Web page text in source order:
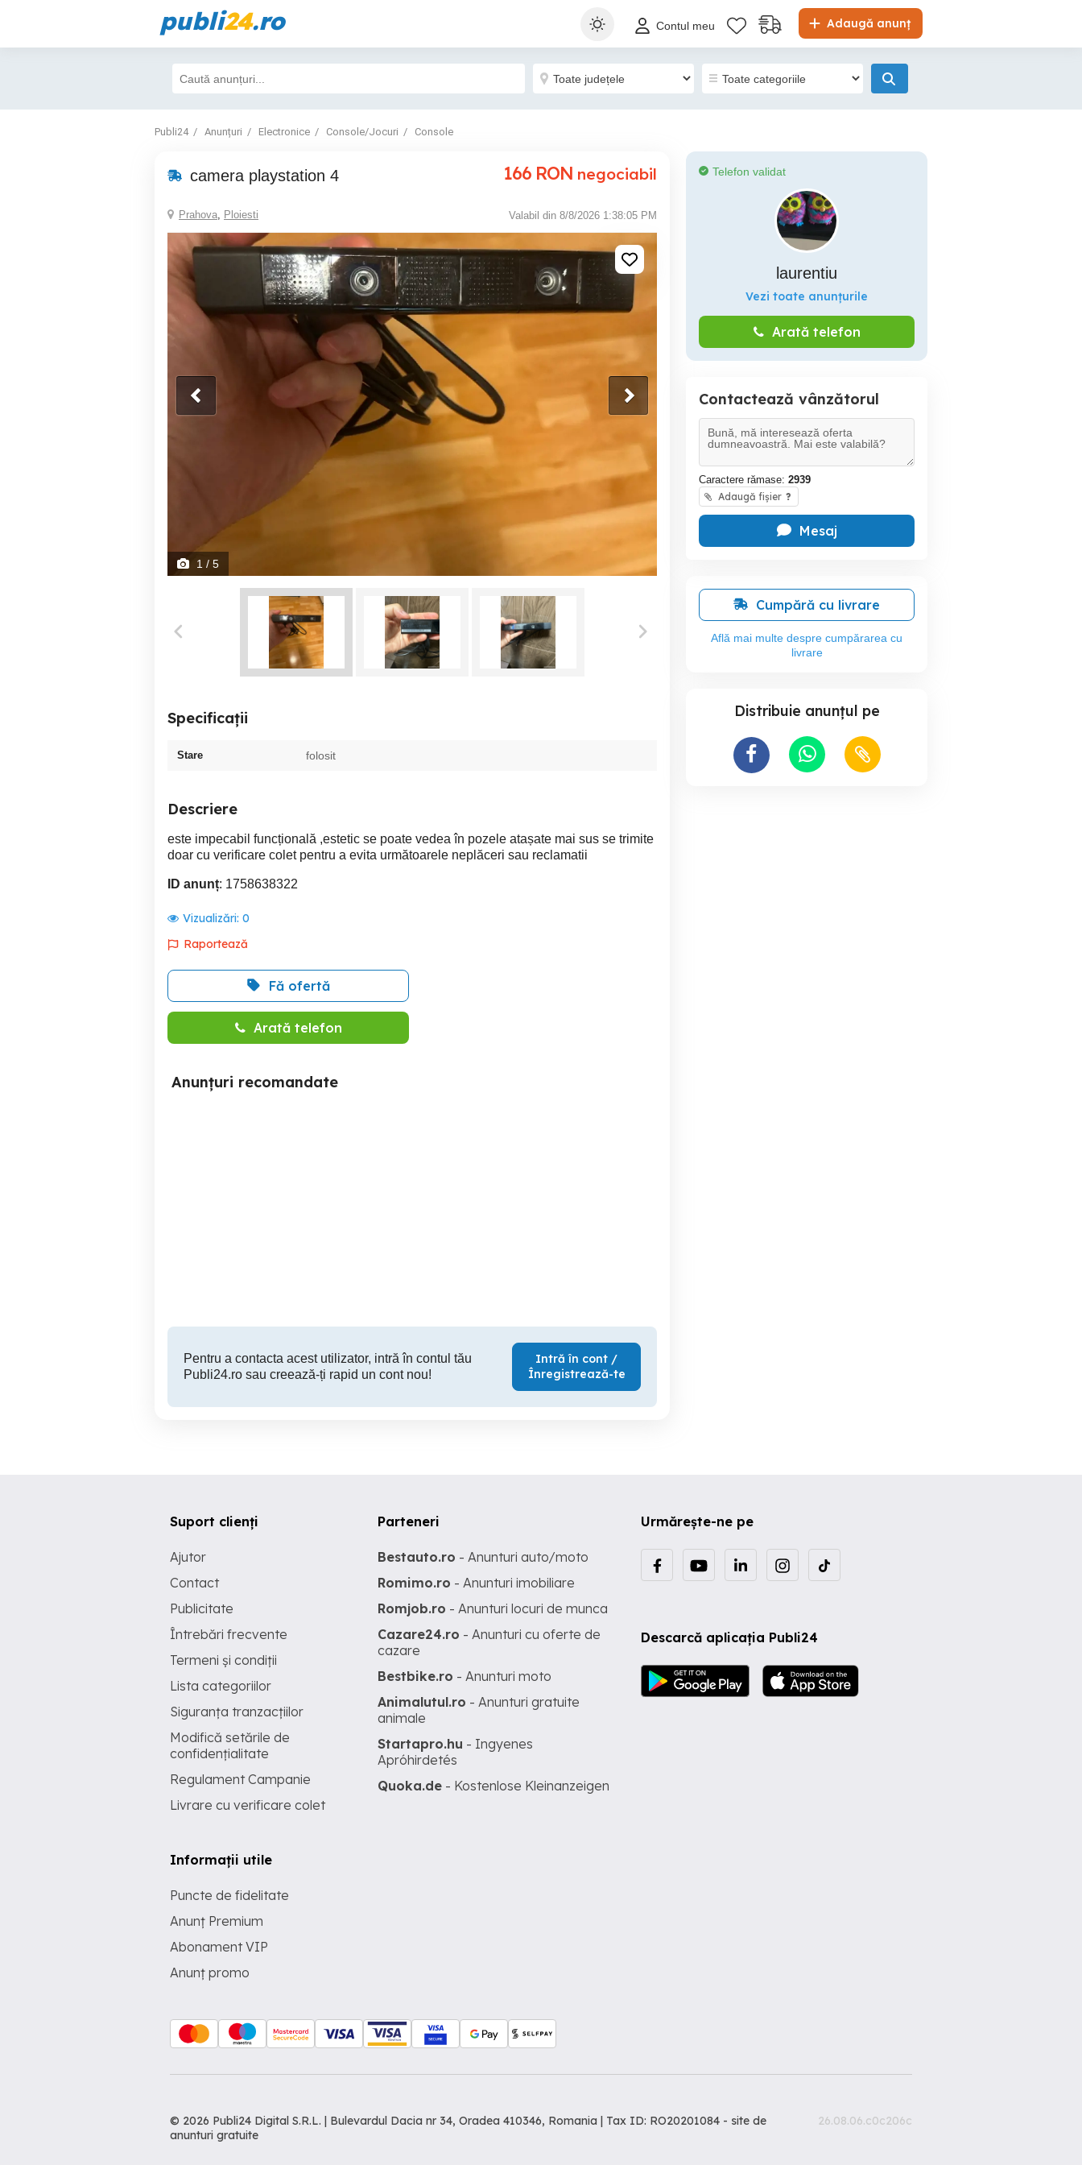
publi24.ro Adaugă anunț
Contul meu
Publi24 Anunțuri Electronice Console/Jocuri Console
camera playstation 4 166 RON negociabil
Prahova, Ploiesti Valabil din 8/8/2026 1:38:05 PM
1 / 5
Specificații
Stare folosit
Descriere
este impecabil funcțională ,estetic se poate vedea în pozele atașate mai sus se trimite
doar cu verificare colet pentru a evita următoarele neplăceri sau reclamatii
ID anunț: 1758638322
Vizualizări: 0
Raportează
Fă ofertă
Arată telefon
Anunțuri recomandate
Pentru a contacta acest utilizator, intră în contul tău
Publi24.ro sau creează-ți rapid un cont nou!
Intră în cont /
Înregistrează-te
Telefon validat
laurentiu
Vezi toate anunțurile
Arată telefon
Contactează vânzătorul
Caractere rămase: 2939
Adaugă fișier ?
Mesaj
Cumpără cu livrare
Află mai multe despre cumpărarea cu
livrare
Distribuie anunțul pe
Urmărește-ne pe
Descarcă aplicația Publi24
Suport clienți
Ajutor
Contact
Publicitate
Întrebări frecvente
Termeni și condiții
Lista categoriilor
Siguranța tranzacțiilor
Modifică setările de
confidențialitate
Regulament Campanie
Livrare cu verificare colet
Informații utile
Puncte de fidelitate
Anunț Premium
Abonament VIP
Anunț promo
Parteneri
Bestauto.ro - Anunturi auto/moto
Romimo.ro - Anunturi imobiliare
Romjob.ro - Anunturi locuri de munca
Cazare24.ro - Anunturi cu oferte de
cazare
Bestbike.ro - Anunturi moto
Animalutul.ro - Anunturi gratuite
animale
Startapro.hu - Ingyenes
Apróhirdetés
Quoka.de - Kostenlose Kleinanzeigen
© 2026 Publi24 Digital S.R.L. | Bulevardul Dacia nr 34, Oradea 410346, Romania | Tax ID: RO20201084 - site de
anunturi gratuite
26.08.06.c0c206c